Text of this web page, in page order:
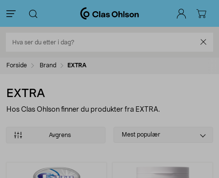
Forside Brand EXTRA
EXTRA
Hos Clas Ohlson finner du produkter fra EXTRA.
Avgrens
Select
Mest populær
Produkter